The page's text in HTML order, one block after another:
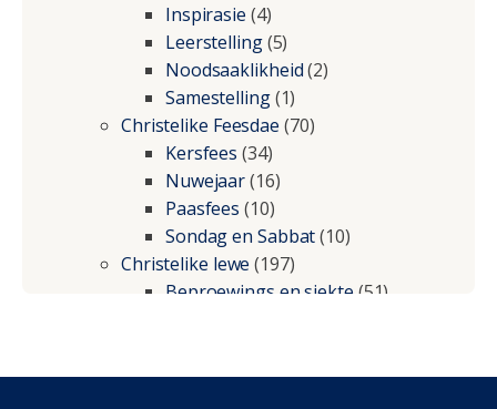
Inspirasie (4)
Leerstelling(5)
Noodsaaklikheid(2)
Samestelling(1)
Christelike Feesdae (70)
Kersfees (34)
Nuwejaar(16)
Paasfees (10)
Sondag en Sabbat(10)
Christelike lewe (197)
Beproewings en siekte(51)
Geestelike Groei(10)